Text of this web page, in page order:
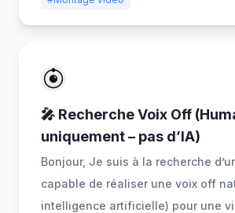
🎤 Recherche Voix Off
uniquement – pas d’IA)
Bonjour, Je suis à la recherche
capable de réaliser une voix off
intelligence artificielle) pour une